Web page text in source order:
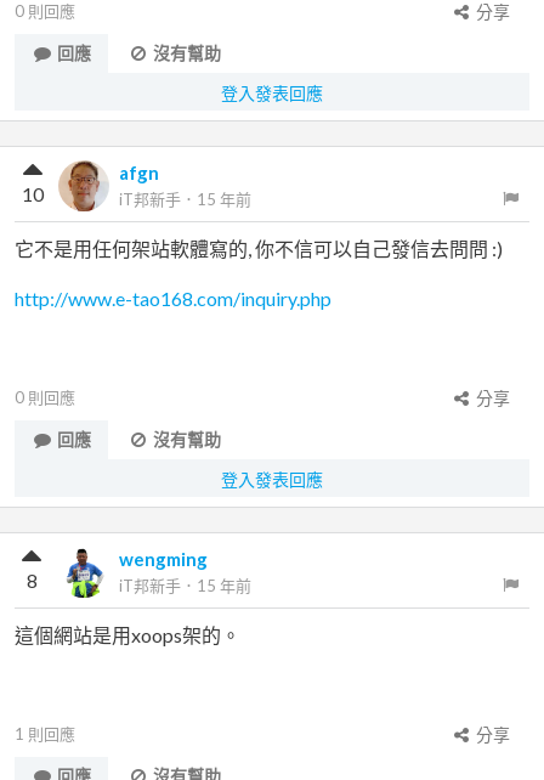
0 則回應
分享
回應
沒有幫助
登入發表回應
afgn
iT邦新手 ． 15 年前
10
它不是用任何架站軟體寫的, 你不信可以自己發信去問問 :)
http://www.e-tao168.com/inquiry.php
0 則回應
分享
回應
沒有幫助
登入發表回應
wengming
iT邦新手 ． 15 年前
8
這個網站是用xoops架的。
1 則回應
分享
回應
沒有幫助